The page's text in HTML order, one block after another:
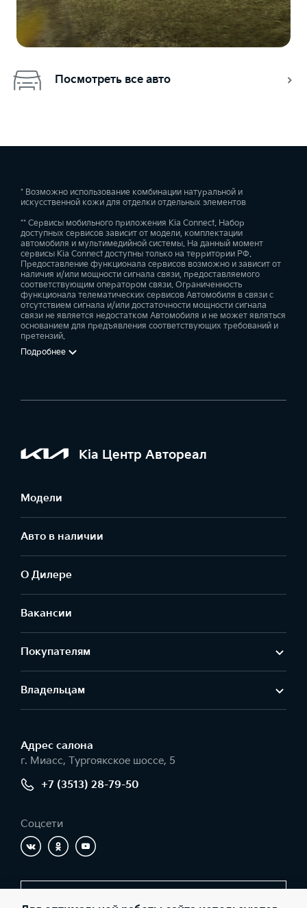
Посмотреть все авто
* Возможно использование комбинации натуральной и
искусственной кожи для отделки отдельных элементов
** Сервисы мобильного приложения Kia Connect. Набор
доступных сервисов зависит от модели, комплектации
автомобиля и мультимедийной системы. На данный момент
сервисы Kia Connect доступны только на территории РФ.
Предоставление функционала сервисов возможно и зависит от
наличия и/или мощности сигнала связи, предоставляемого
соответствующим оператором связи. Ограниченность
функционала телематических сервисов Автомобиля в связи с
отсутствием сигнала и/или достаточности мощности сигнала
связи не является недостатком Автомобиля и не может являться
основанием для предъявления соответствующих требований и
претензий.
Подробнее
Kia Центр Автореал
Модели
Авто в наличии
О Дилере
Вакансии
Покупателям
Владельцам
Адрес салонa
г. Миасс, Тургоякское шоссе, 5
+7 (3513) 28-79-50
Соцсети